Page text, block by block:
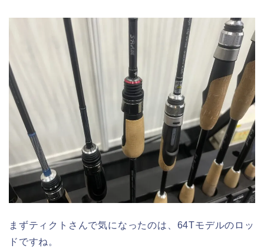
まずティクトさんで気になったのは、64Tモデルのロッ
ドですね。